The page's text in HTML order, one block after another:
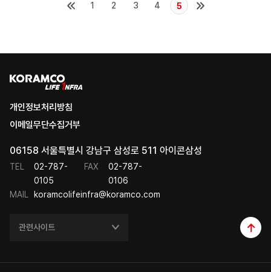
1 2 3 4 5
개인정보처리방침
이메일무단수집거부
06158 서울특별시 강남구 삼성로 511 아이콘삼성
TEL
02-787-
0105
FAX
02-787-
0106
MAIL
koramcolifeinfra@koramco.com
관련사이트